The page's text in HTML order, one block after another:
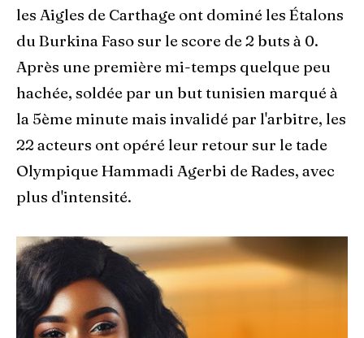
les Aigles de Carthage ont dominé les Étalons
du Burkina Faso sur le score de 2 buts à 0.
Après une première mi-temps quelque peu
hachée, soldée par un but tunisien marqué à
la 5ème minute mais invalidé par l'arbitre, les
22 acteurs ont opéré leur retour sur le tade
Olympique Hammadi Agerbi de Rades, avec
plus d'intensité.